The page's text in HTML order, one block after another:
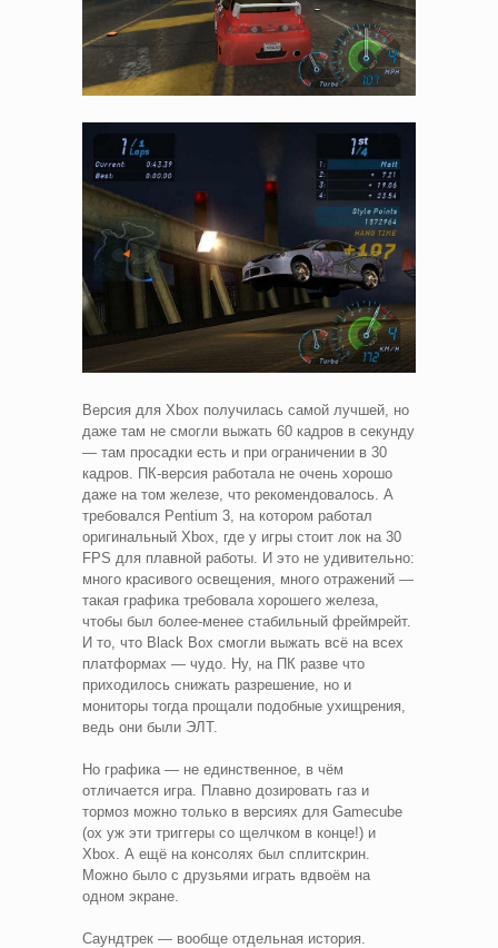
Версия для Xbox получилась самой лучшей, но
даже там не смогли выжать 60 кадров в секунду
— там просадки есть и при ограничении в 30
кадров. ПК-версия работала не очень хорошо
даже на том железе, что рекомендовалось. А
требовался Pentium 3, на котором работал
оригинальный Xbox, где у игры стоит лок на 30
FPS для плавной работы. И это не удивительно:
много красивого освещения, много отражений —
такая графика требовала хорошего железа,
чтобы был более-менее стабильный фреймрейт.
И то, что Black Box смогли выжать всё на всех
платформах — чудо. Ну, на ПК разве что
приходилось снижать разрешение, но и
мониторы тогда прощали подобные ухищрения,
ведь они были ЭЛТ.
Но графика — не единственное, в чём
отличается игра. Плавно дозировать газ и
тормоз можно только в версиях для Gamecube
(ох уж эти триггеры со щелчком в конце!) и
Xbox. А ещё на консолях был сплитскрин.
Можно было с друзьями играть вдвоём на
одном экране.
Саундтрек — вообще отдельная история.